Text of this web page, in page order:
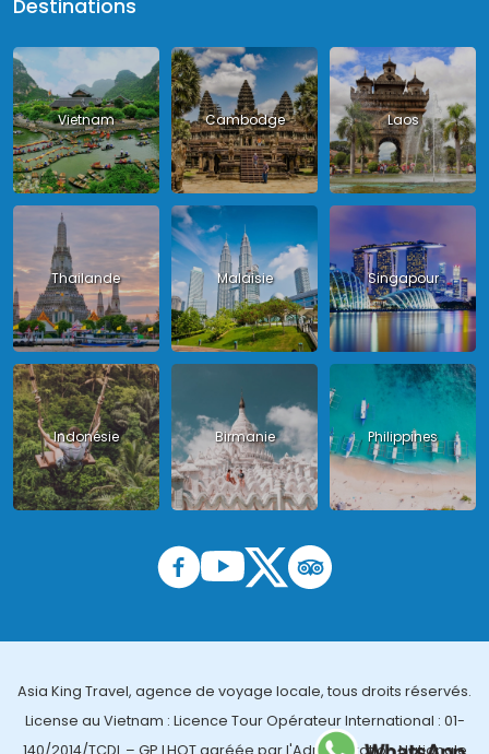
Destinations
Vietnam Cambodge Laos
Thailande Malaisie Singapour
Indonésie Birmanie Philippines
Asia King Travel, agence de voyage locale, tous droits réservés.
License au Vietnam : Licence Tour Opérateur International : 01-